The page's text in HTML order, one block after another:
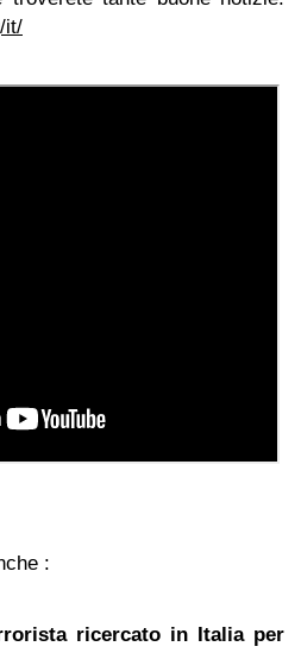
it/
:
ricercato in Italia per